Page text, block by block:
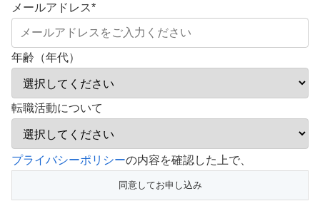
メールアドレス*
年齢（年代）
転職活動について
こ
フ
プライバシーポリシーの内容を確認した上で、